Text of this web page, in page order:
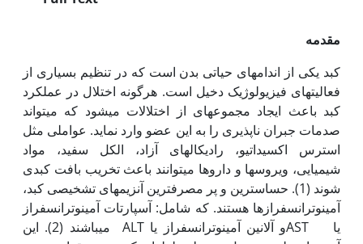
مقدمه
کبد یکی از اندام­های حیاتی بدن است که در تنظیم بسیاری از
فعالیت­های فیزیولوژیک دخیل است. هرگونه اختلال در عمل‏کرد
کبد باعث ایجاد مجموعه­ای از اختلالات می­شود که می­­تواند
صدمات جبران ناپذیری را به این عضو وارد نماید. عواملی مثل
استرس اکسیداتیو، رادیکال­های آزاد، الکل سفید، مواد
شیمیایی، ویروس­ها و داروها می­توانند باعث تخریب بافت کبدی
شوند (1). حساس­ترین و پر مصرف‏ترین آنزیم­های تشخیصی کبد،
آمینوترانسفرازها هستند. که شامل: آسپارتات آمینوترانسفراز
یا ASTو آلانین آمینوترانسفراز یا ALT می­باشند (2). این